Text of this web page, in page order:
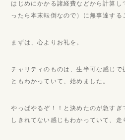
はじめにかかる諸経費などから計算
ったら本末転倒なので）に無事達する
まずは、心よりお礼を。
チャリティのものは、生半可な感じで
ともわかっていて、始めました。
やっぱやるぞ！！と決めたのが急すぎ
しきれてない感じもわかっていて、走